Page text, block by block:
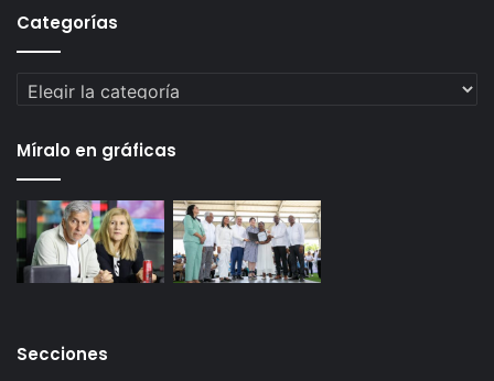
Categorías
Categorías
Míralo en gráficas
Secciones